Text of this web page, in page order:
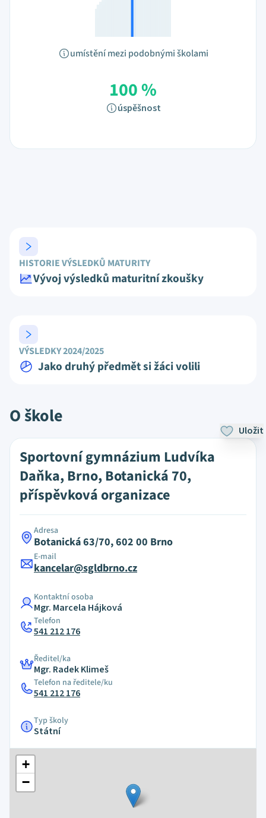
umístění mezi podobnými školami
100 %
úspěšnost
HISTORIE VÝSLEDKŮ MATURITY
Vývoj výsledků maturitní zkoušky
VÝSLEDKY 2024/2025
Jako druhý předmět si žáci volili
O škole
Uložit
Sportovní gymnázium Ludvíka
Daňka, Brno, Botanická 70,
příspěvková organizace
Adresa
Botanická 63/70, 602 00 Brno
E-mail
kancelar@sgldbrno.cz
Kontaktní osoba
Mgr. Marcela Hájková
Telefon
541 212 176
Ředitel/ka
Mgr. Radek Klimeš
Telefon na ředitele/ku
541 212 176
Typ školy
Státní
+
−